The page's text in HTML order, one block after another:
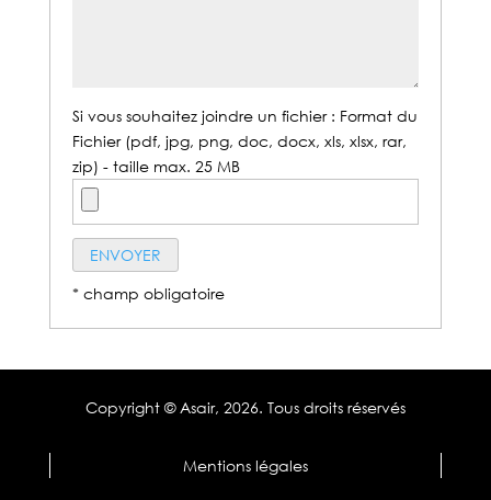
Si vous souhaitez joindre un fichier : Format du
Fichier (pdf, jpg, png, doc, docx, xls, xlsx, rar,
zip) - taille max. 25 MB
* champ obligatoire
Copyright © Asair, 2026. Tous droits réservés
Mentions légales